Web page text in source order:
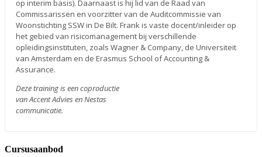
op interim basis). Daarnaast is hij lid van de Raad van
Commissarissen en voorzitter van de Auditcommissie van
Woonstichting SSW in De Bilt. Frank is vaste docent/inleider op
het gebied van risicomanagement bij verschillende
opleidingsinstituten, zoals Wagner & Company, de Universiteit
van Amsterdam en de Erasmus School of Accounting &
Assurance.
Deze training is een coproductie
van Accent Advies en Nestas
communicatie.
Cursusaanbod